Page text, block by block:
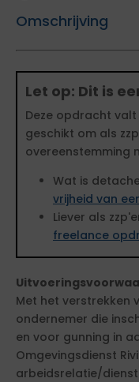
Omschrijving
Let op: Dit is
Deze opdracht
geschikt om als
overeenstemming
Wat is
vrijheid van
Liever als
freelance
Met het verstrekken
ondernemer die
en voor gunning in
Omgevingsdienst
arbeidsrelatie/